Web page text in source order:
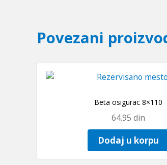
Povezani
Beta osigurac 8×110
64.95 din
Dodaj u korpu